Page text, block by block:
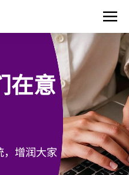
在意
增润大家